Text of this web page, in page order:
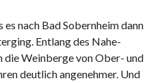
nach Bad Sobernheim dann
Entlang des Nahe-
die Weinberge von Ober- und
deutlich angenehmer. Und